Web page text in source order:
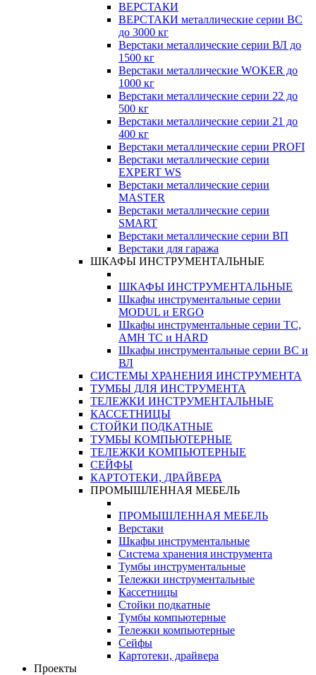
ВЕРСТАКИ
ВЕРСТАКИ металлические серии ВС
до 3000 кг
Верстаки металлические серии ВЛ до
1500 кг
Верстаки металлические WOKER до
1000 кг
Верстаки металлические серии 22 до
500 кг
Верстаки металлические серии 21 до
400 кг
Верстаки металлические серии PROFI
Верстаки металлические серии
EXPERT WS
Верстаки металлические серии
MASTER
Верстаки металлические серии
SMART
Верстаки металлические серии ВП
Верстаки для гаража
ШКАФЫ ИНСТРУМЕНТАЛЬНЫЕ
ШКАФЫ ИНСТРУМЕНТАЛЬНЫЕ
Шкафы инструментальные серии
MODUL и ERGO
Шкафы инструментальные серии ТС,
АМН ТС и HARD
Шкафы инструментальные серии ВС и
ВЛ
СИСТЕМЫ ХРАНЕНИЯ ИНСТРУМЕНТА
ТУМБЫ ДЛЯ ИНСТРУМЕНТА
ТЕЛЕЖКИ ИНСТРУМЕНТАЛЬНЫЕ
КАССЕТНИЦЫ
СТОЙКИ ПОДКАТНЫЕ
ТУМБЫ КОМПЬЮТЕРНЫЕ
ТЕЛЕЖКИ КОМПЬЮТЕРНЫЕ
СЕЙФЫ
КАРТОТЕКИ, ДРАЙВЕРА
ПРОМЫШЛЕННАЯ МЕБЕЛЬ
ПРОМЫШЛЕННАЯ МЕБЕЛЬ
Верстаки
Шкафы инструментальные
Система хранения инструмента
Тумбы инструментальные
Тележки инструментальные
Кассетницы
Стойки подкатные
Тумбы компьютерные
Тележки компьютерные
Сейфы
Картотеки, драйвера
Проекты